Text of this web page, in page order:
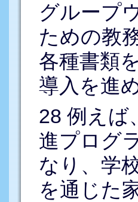
グループ
ための教
各種書類
導入を進
28 例えば
進プログ
なり、学
を通じた